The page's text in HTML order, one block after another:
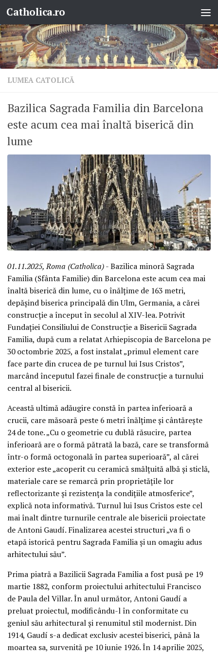
Skip to content
Catholica.ro
LUMEA CATOLICĂ
Bazilica Sagrada Familia din Barcelona
este acum cea mai înaltă biserică din
lume
01.11.2025, Roma (Catholica)- Bazilica minoră Sagrada
Familia (Sfânta Familie) din Barcelona este acum cea mai
înaltă biserică din lume, cu o înălțime de 163 metri,
depășind biserica principală din Ulm, Germania, a cărei
construcție a început în secolul al XIV-lea. Potrivit
Fundației Consiliului de Construcție a Bisericii Sagrada
Familia, după cum a relatat Arhiepiscopia de Barcelona pe
30 octombrie 2025, a fost instalat „primul element care
face parte din crucea de pe turnul lui Isus Cristos”,
marcând începutul fazei finale de construcție a turnului
central al bisericii.
Această ultimă adăugire constă în partea inferioară a
crucii, care măsoară peste 6 metri înălțime și cântărește
24 de tone. „Cu o geometrie cu dublă răsucire, partea
inferioară are o formă pătrată la bază, care se transformă
într-o formă octogonală în partea superioară”, al cărei
exterior este „acoperit cu ceramică smălțuită albă și sticlă,
materiale care se remarcă prin proprietățile lor
reflectorizante și rezistența la condițiile atmosferice”,
explică nota informativă. Turnul lui Isus Cristos este cel
mai înalt dintre turnurile centrale ale bisericii proiectate
de Antoni Gaudí. Finalizarea acestei structuri „va fi o
etapă istorică pentru Sagrada Familia și un omagiu adus
arhitectului său”.
Prima piatră a Bazilicii Sagrada Familia a fost pusă pe 19
martie 1882, conform proiectului arhitectului Francisco
de Paula del Villar. În anul următor, Antoni Gaudí a
preluat proiectul, modificându-l în conformitate cu
geniul său arhitectural și renumitul stil modernist. Din
1914, Gaudí s-a dedicat exclusiv acestei biserici, până la
moartea sa, survenită pe 10 iunie 1926. În 14 aprilie 2025,